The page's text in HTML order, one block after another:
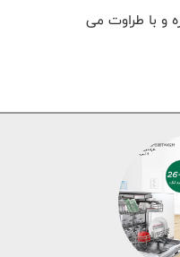
یخچال تازه و با طراوت می